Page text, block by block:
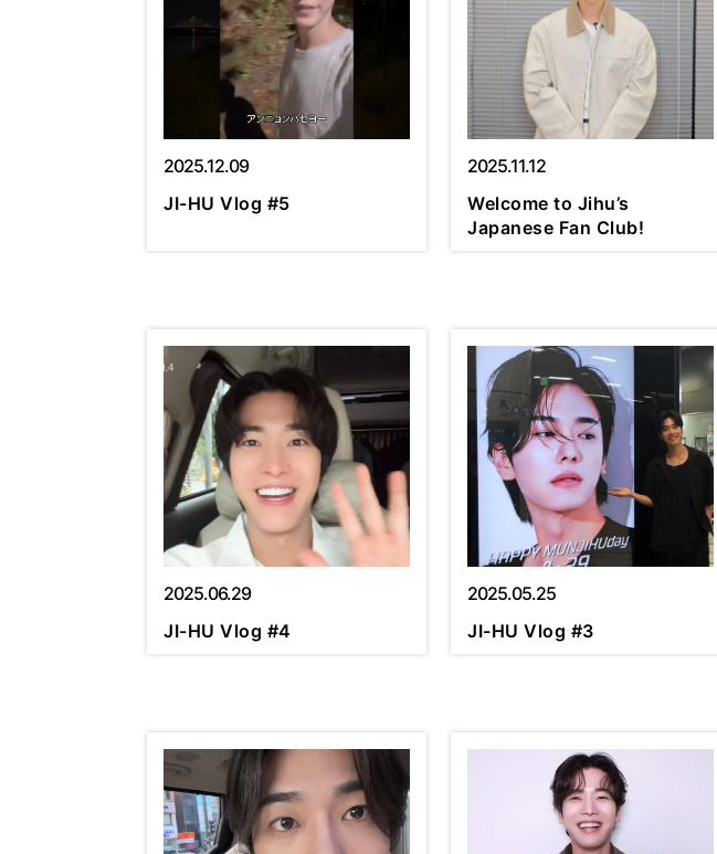
2025.12.09
JI-HU Vlog #5
2025.11.12
Welcome to Jihu’s
Japanese Fan Club!
2025.06.29
JI-HU Vlog #4
2025.05.25
JI-HU Vlog #3